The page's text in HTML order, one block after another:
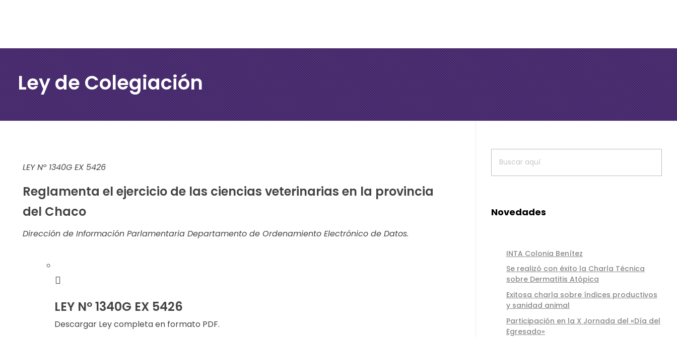
Ley de Colegiación
LEY Nº 1340G EX 5426
Reglamenta el ejercicio de las ciencias veterinarias en la provincia
del Chaco
Dirección de Información Parlamentaria Departamento de Ordenamiento Electrónico de Datos.
LEY Nº 1340G EX 5426
Descargar Ley completa en formato PDF.
Novedades
INTA Colonia Benítez
Se realizó con éxito la Charla Técnica
sobre Dermatitis Atópica
Exitosa charla sobre índices productivos
y sanidad animal
Participación en la X Jornada del «Día del
Egresado»